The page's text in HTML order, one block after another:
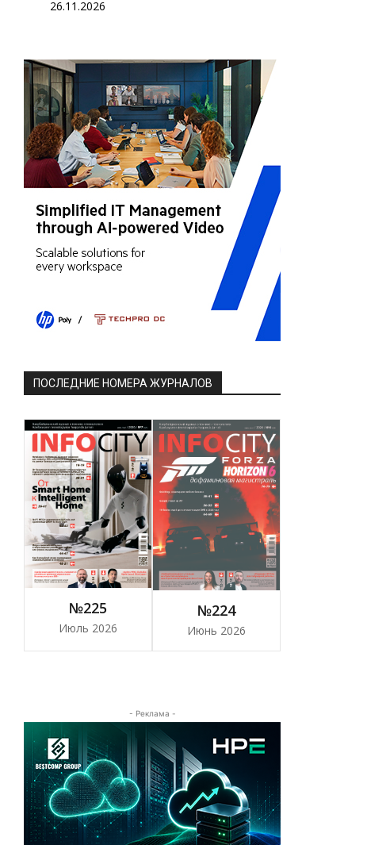
26.11.2026
ПОСЛЕДНИЕ НОМЕРА ЖУРНАЛОВ
№225
Июль 2026
№224
Июнь 2026
- Реклама -